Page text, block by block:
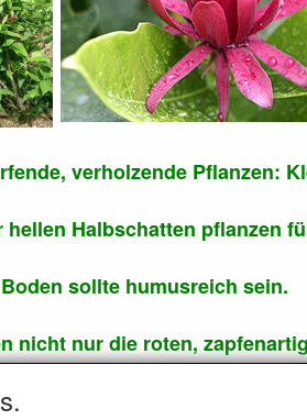
verholzende Pflanzen:
hellen Halbschatten pflanzen
sollte humusreich sein.
nicht nur die roten,
und Juni erscheinen. Auch
wenn man sie,